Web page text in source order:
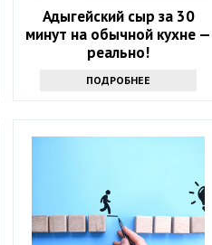
Адыгейский сыр за 30
минут на обычной кухне —
реально!
ПОДРОБНЕЕ